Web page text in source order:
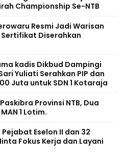
Championship Se-NTB
Resmi Jadi Warisan
Sertifikat Diserahkan
kadis Dikbud Dampingi
Yuliati Serahkan PIP dan
Juta untuk SDN 1 Kotaraja
Provinsi NTB, Dua
1 Lotim.
Eselon II dan 32
Fokus Kerja dan Layani